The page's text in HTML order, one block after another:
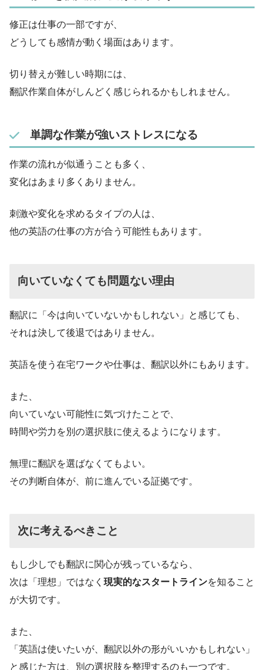
修正は仕事の一部ですが、
どうしても感情が動く場面はあります。
切り替えが難しい時期には、
翻訳作業自体がしんどく感じられるかもしれません。
単調な作業が強いストレスになる
作業の流れが似通うことも多く、
変化はあまり多くありません。
刺激や変化を求めるタイプの人は、
他の英語の仕事の方が合う可能性もあります。
向いていなくても問題ない理由
翻訳に「今は向いていないかもしれない」と感じても、
それは決して後退ではありません。
英語を使う在宅ワークや仕事は、翻訳以外にもあります。
また、
向いていない可能性に気づけたことで、
時間や労力を別の選択肢に使えるようになります。
無理に翻訳を選ばなくてもよい。
その判断自体が、前に進んでいる証拠です。
次に考えるべきこと
もし少しでも翻訳に関心が残っているなら、
次は「理想」ではなく 現実的なスタートラインを知ること
が大切です。
また、
「英語は使いたいが、翻訳以外の形がいいかもしれない」
と感じた方は、別の選択肢を整理するのも一つです。